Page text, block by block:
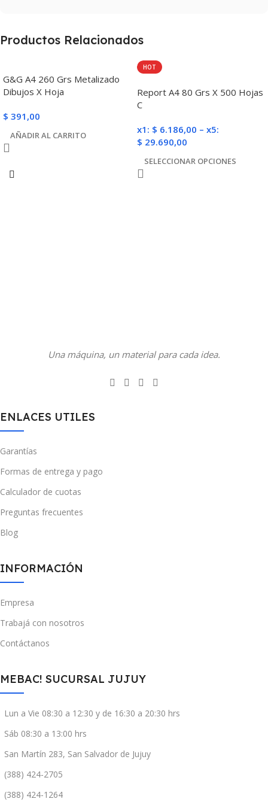
Productos Relacionados
G&G A4 260 Grs Metalizado
Dibujos X Hoja
$ 391,00
AÑADIR AL CARRITO
HOT
Report A4 80 Grs X 500 Hojas
C
x1: $ 6.186,00 – x5:
$ 29.690,00
SELECCIONAR OPCIONES
Una máquina, un material para cada idea.
ENLACES UTILES
Garantías
Formas de entrega y pago
Calculador de cuotas
Preguntas frecuentes
Blog
INFORMACIÓN
Empresa
Trabajá con nosotros
Contáctanos
MEBAC! SUCURSAL JUJUY
Lun a Vie 08:30 a 12:30 y de 16:30 a 20:30 hrs
Sáb 08:30 a 13:00 hrs
San Martín 283, San Salvador de Jujuy
(388) 424-2705
(388) 424-1264